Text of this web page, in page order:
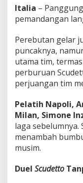
Italia –
pemandangan
Perebutan gelar
puncaknya,
utama tim,
perburuan
perjuangan tim
Pelatih Napoli,
Milan, Simone
laga sebelumnya.
menambah
musim.
Duel Scudetto